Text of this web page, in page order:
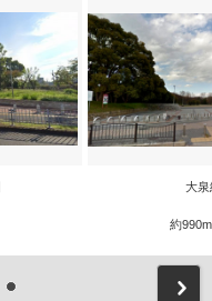
大泉
約